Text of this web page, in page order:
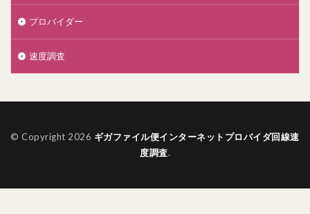
プロバイダー
速度調査
© Copyright 2026 ギガファイル便インターネットプロバイダ回線速
度調査.